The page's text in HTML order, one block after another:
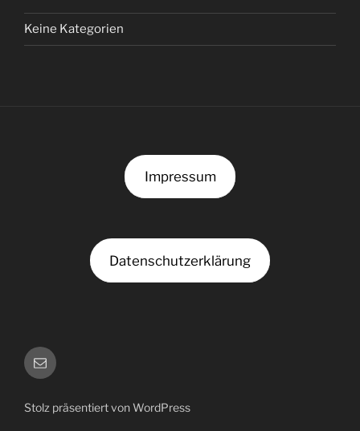
Keine Kategorien
Impressum
Datenschutzerklärung
Kontakt
Stolz präsentiert von WordPress